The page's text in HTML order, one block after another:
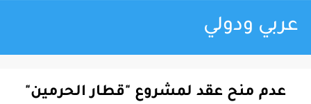
عربي ودولي
عدم منح عقد لمشروع "قطار الحرمين"